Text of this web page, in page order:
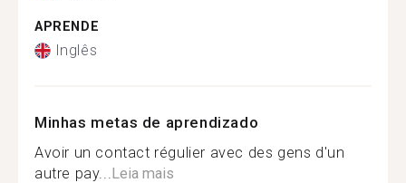
APRENDE
Inglês
Minhas metas de aprendizado
Avoir un contact régulier avec des gens d'un
autre pay...Leia mais